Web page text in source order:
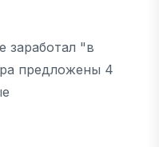
заработал "в
предложены 4